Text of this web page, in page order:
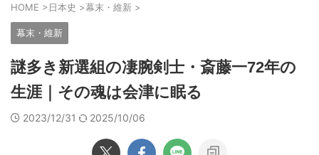
HOME >日本史 >幕末・維新 >
幕末・維新
謎多き新選組の凄腕剣士・斎藤一72年の
生涯｜その魂は会津に眠る
2023/12/31 2025/10/06